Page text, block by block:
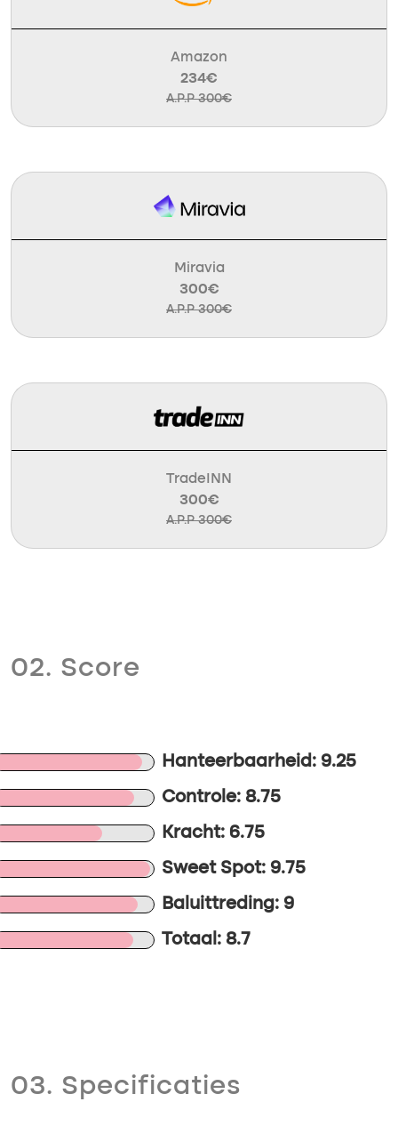
Amazon
234€
A.P.P 300€
Miravia
300€
A.P.P 300€
TradeINN
300€
A.P.P 300€
02. Score
Hanteerbaarheid: 9.25
Controle: 8.75
Kracht: 6.75
Sweet Spot: 9.75
Baluittreding: 9
Totaal: 8.7
03. Specificaties